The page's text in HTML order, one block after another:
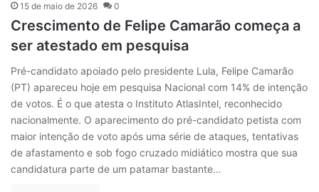
15 de maio de 2026 0
Crescimento de Felipe Camarão começa a
ser atestado em pesquisa
Pré-candidato apoiado pelo presidente Lula, Felipe Camarão
(PT) apareceu hoje em pesquisa Nacional com 14% de intenção
de votos. É o que atesta o Instituto AtlasIntel, reconhecido
nacionalmente. O aparecimento do pré-candidato petista com
maior intenção de voto após uma série de ataques, tentativas
de afastamento e sob fogo cruzado midiático mostra que sua
candidatura parte de um patamar bastante…